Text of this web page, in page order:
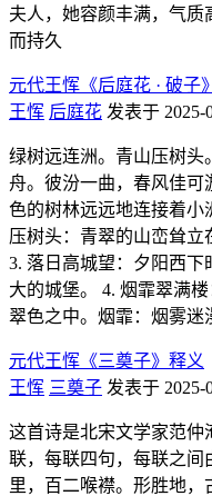
夫人，她容颜丰满，气
而持久
元代王恽《后庭花 · 破子
王恽 后庭花 发表于 2025-
绿树远连洲。青山压树头
舟。彼汾一曲，春风佳可
色的树林远远地连接着小
压树头：青翠的山峦耸立
3. 落日高城望：夕阳西
大的城堡。 4. 烟霏翠满
翠色之中。烟霏：烟雾迷
元代王恽《三奠子》释义
王恽 三奠子 发表于 2025-
这首诗是北宋文学家范仲
联，每联四句，每联之间
里，百二喉襟。形胜地，